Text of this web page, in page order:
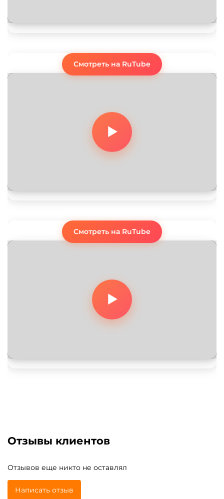
Смотреть на RuTube
Смотреть на RuTube
Отзывы клиентов
Отзывов еще никто не оставлял
Написать отзыв